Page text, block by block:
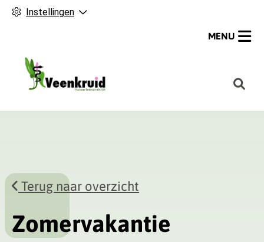
Instellingen
H
MENU
Terug naar overzicht
Zomervakantie